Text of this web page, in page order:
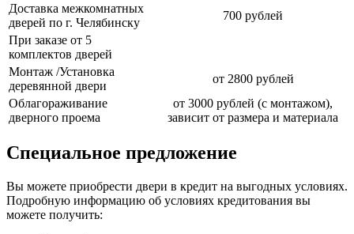
Доставка межкомнатных
дверей по г. Челябинску
700 рублей
При заказе от 5
комплектов дверей
Монтаж /Установка
деревянной двери
от 2800 рублей
Облагораживание
дверного проема
от 3000 рублей (с монтажом),
зависит от размера и материала
Специальное предложение
Вы можете приобрести двери в кредит на выгодных условиях.
Подробную информацию об условиях кредитования вы
можете получить: